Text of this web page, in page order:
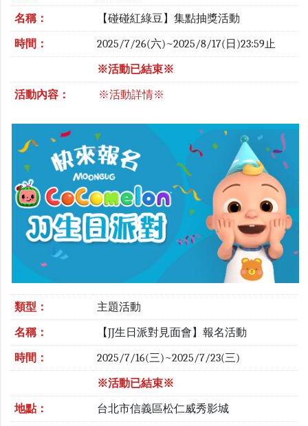
名稱： 【碰碰紅綠豆】集點抽獎活動
時間： 2025/7/26(六)~2025/8/17(日)23:59止
※活動已結束※
活動內容： ※活動詳情※
類型： 主題活動
名稱： 【JJ生日派對見面會】報名活動
時間： 2025/7/16(三)~2025/7/23(三)
※活動已結束※
地點： 台北市信義區松仁威秀影城